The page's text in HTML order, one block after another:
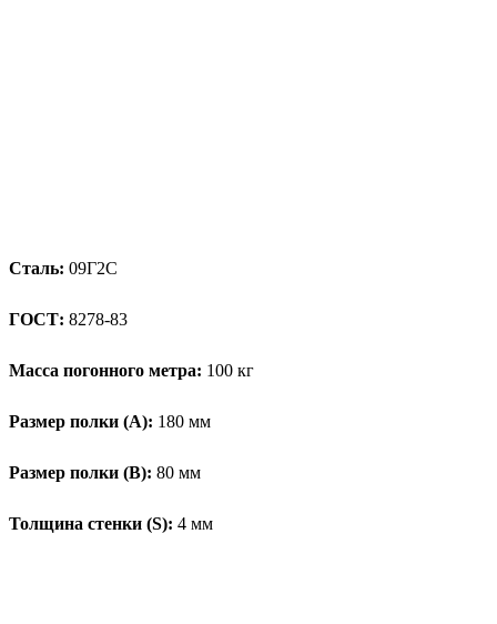
Сталь: 09Г2С
ГОСТ: 8278-83
Масса погонного метра: 100 кг
Размер полки (А): 180 мм
Размер полки (В): 80 мм
Толщина стенки (S): 4 мм